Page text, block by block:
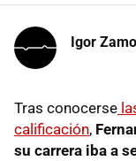
Igor
Tras conocerse
calificación,
su carrera iba a